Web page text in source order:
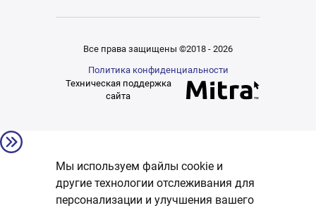
Все права защищены ©2018 - 2026
Политика конфиденциальности
Техническая поддержка
сайта
Мы используем файлы cookie и
другие технологии отслеживания для
персонализации и улучшения вашего